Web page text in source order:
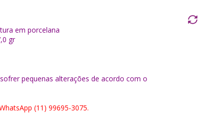
em porcelana
gr
pequenas alterações de acordo com o
(11) 99695-3075.